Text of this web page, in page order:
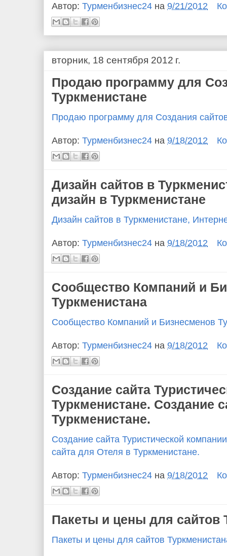
Автор: Турменбизнес24 на 9/21/2012
вторник, 18 сентября 2012 г.
Продаю программу для
Туркменистане
Продаю программу для Создания
Автор: Турменбизнес24 на 9/18/2012
Дизайн сайтов в
дизайн в Туркменистане
Дизайн сайтов в Туркменистане,
Автор: Турменбизнес24 на 9/18/2012
Сообщество Компаний и
Туркменистана
Сообщество Компаний и Бизнесменов
Автор: Турменбизнес24 на 9/18/2012
Создание сайта
Туркменистане. Создание
Туркменистане.
Создание сайта Туристической
сайта для Отеля в Туркменистане.
Автор: Турменбизнес24 на 9/18/2012
Пакеты и цены для сайтов
Пакеты и цены для сайтов